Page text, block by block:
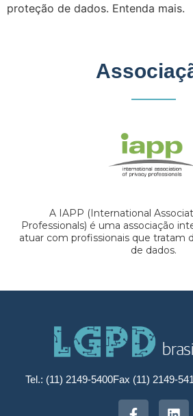
proteção de dados. Entenda mais.
A IAPP (International
Professionals) é uma associação
atuar com profissionais que tratam
de dados.
Tel.: (11) 2149-5400Fax (11) 2149-